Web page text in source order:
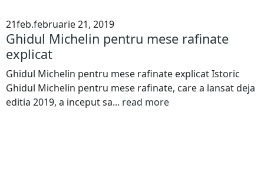
21feb.februarie 21, 2019
Ghidul Michelin pentru mese rafinate
explicat
Ghidul Michelin pentru mese rafinate explicat Istoric
Ghidul Michelin pentru mese rafinate, care a lansat deja
editia 2019, a inceput sa... read more